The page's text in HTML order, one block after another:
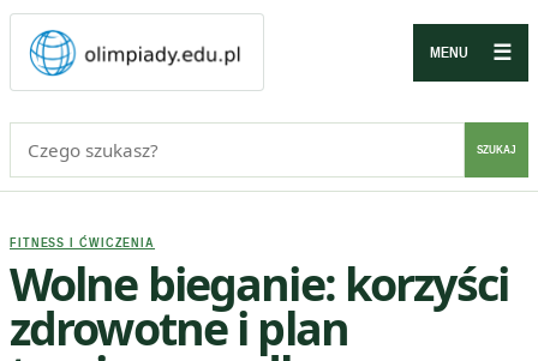
MENU ☰
SZUKAJ
FITNESS I ĆWICZENIA
Wolne bieganie: korzyści
zdrowotne i plan